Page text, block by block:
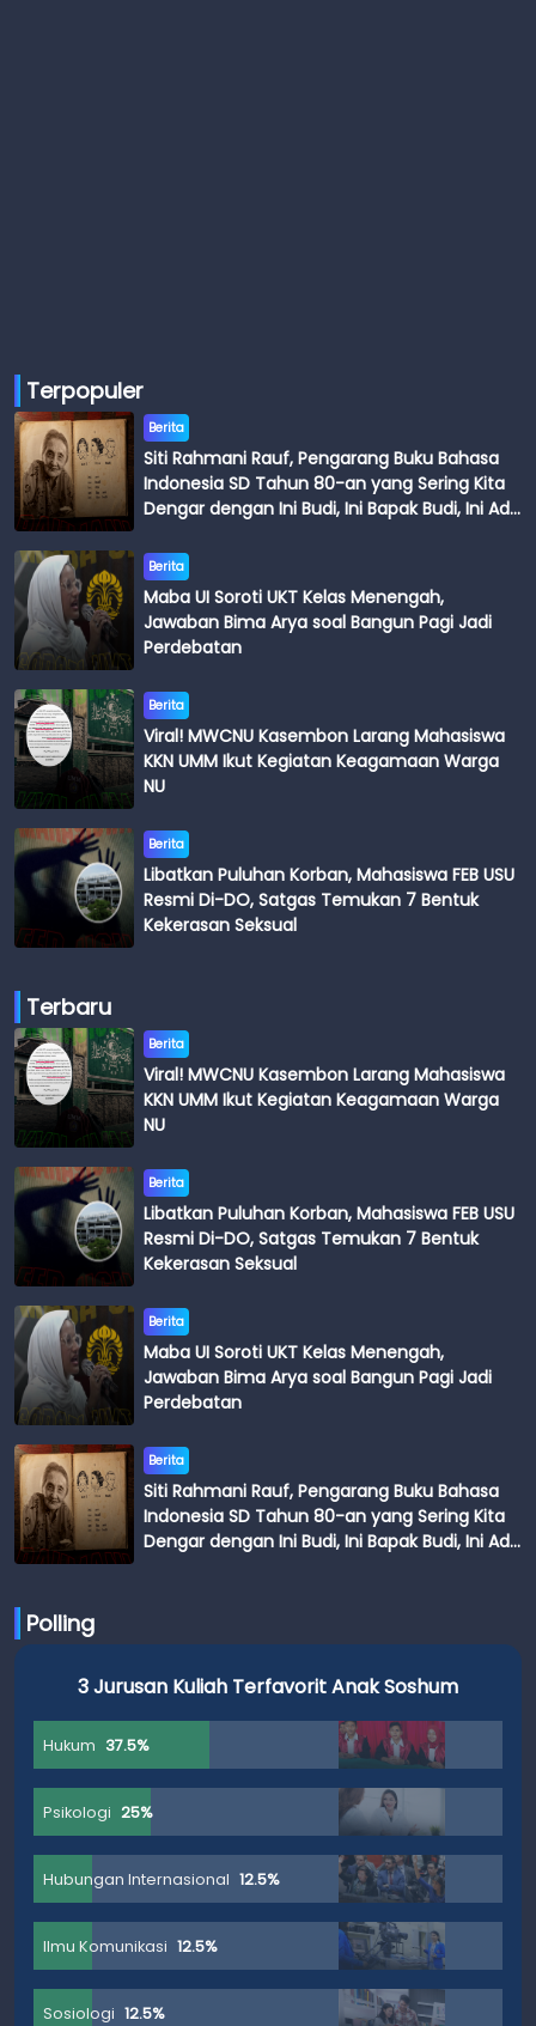
Terpopuler
Berita
Siti Rahmani Rauf, Pengarang Buku Bahasa
Indonesia SD Tahun 80-an yang Sering Kita
Dengar dengan Ini Budi, Ini Bapak Budi, Ini Adik
Berita
Maba UI Soroti UKT Kelas Menengah,
Jawaban Bima Arya soal Bangun Pagi Jadi
Perdebatan
Berita
Viral! MWCNU Kasembon Larang Mahasiswa
KKN UMM Ikut Kegiatan Keagamaan Warga
NU
Berita
Libatkan Puluhan Korban, Mahasiswa FEB USU
Resmi Di-DO, Satgas Temukan 7 Bentuk
Kekerasan Seksual
Terbaru
Berita
Viral! MWCNU Kasembon Larang Mahasiswa
KKN UMM Ikut Kegiatan Keagamaan Warga
NU
Berita
Libatkan Puluhan Korban, Mahasiswa FEB USU
Resmi Di-DO, Satgas Temukan 7 Bentuk
Kekerasan Seksual
Berita
Maba UI Soroti UKT Kelas Menengah,
Jawaban Bima Arya soal Bangun Pagi Jadi
Perdebatan
Berita
Siti Rahmani Rauf, Pengarang Buku Bahasa
Indonesia SD Tahun 80-an yang Sering Kita
Dengar dengan Ini Budi, Ini Bapak Budi, Ini Adik
Polling
3 Jurusan Kuliah Terfavorit Anak Soshum
Hukum 37.5%
Psikologi 25%
Hubungan Internasional 12.5%
Ilmu Komunikasi 12.5%
Sosiologi 12.5%